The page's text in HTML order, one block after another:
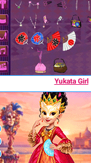
Yukata Girl